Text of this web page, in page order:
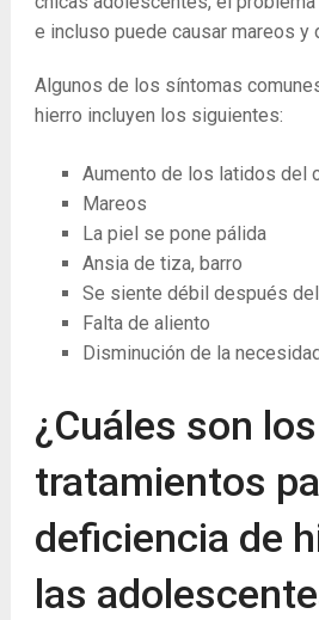
e incluso puede causar mareos y
Algunos de los síntomas
hierro incluyen los siguientes:
Aumento de los latidos del
Mareos
La piel se pone pálida
Ansia de tiza, barro
Se siente débil después
Falta de aliento
Disminución de la
¿Cuáles son los
tratamientos
deficiencia de
las